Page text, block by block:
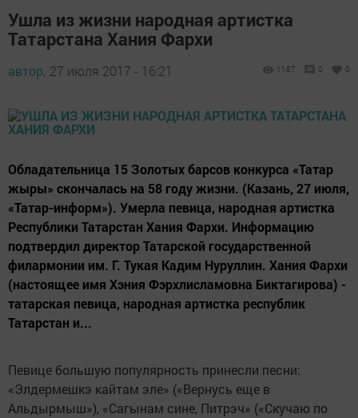
Ушла из жизни народная артистка
Татарстана Хания Фархи
автор, 27 июля 2017 - 16:21 1187 0 0
Обладательница 15 Золотых барсов конкурса «Татар
жыры» скончалась на 58 году жизни. (Казань, 27 июля,
«Татар-информ»). Умерла певица, народная артистка
Республики Татарстан Хания Фархи. Информацию
подтвердил директор Татарской государственной
филармонии им. Г. Тукая Кадим Нуруллин. Хания Фархи
(настоящее имя Хэния Фэрхлисламовна Биктагирова) -
татарская певица, народная артистка республик
Татарстан и...
Певице большую популярность принесли песни:
«Элдермешкэ кайтам эле» («Вернусь еще в
Альдырмыш»), «Сагынам сине, Питрэч» («Скучаю по